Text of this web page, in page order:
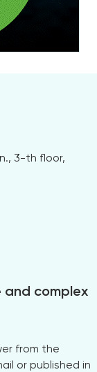
3-th floor,
complex
from the
or published in